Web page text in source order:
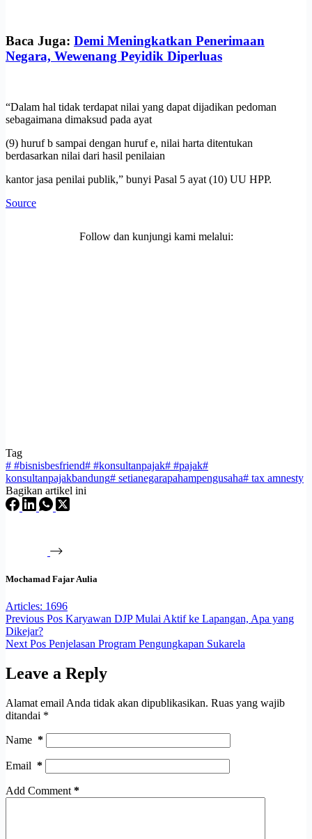
Baca Juga: Demi Meningkatkan Penerimaan
Negara, Wewenang Peyidik Diperluas
“Dalam hal tidak terdapat nilai yang dapat dijadikan pedoman
sebagaimana dimaksud pada ayat
(9) huruf b sampai dengan huruf e, nilai harta ditentukan
berdasarkan nilai dari hasil penilaian
kantor jasa penilai publik,” bunyi Pasal 5 ayat (10) UU HPP.
Source
Follow dan kunjungi kami melalui:
Tag
# #bisnisbesfriend# #konsultanpajak# #pajak#
konsultanpajakbandung# setianegarapahampengusaha# tax amnesty
Bagikan artikel ini
Mochamad Fajar Aulia
Articles: 1696
Previous Pos Karyawan DJP Mulai Aktif ke Lapangan, Apa yang
Dikejar?
Next Pos Penjelasan Program Pengungkapan Sukarela
Leave a Reply
Alamat email Anda tidak akan dipublikasikan. Ruas yang wajib
ditandai *
Name *
Email *
Add Comment *